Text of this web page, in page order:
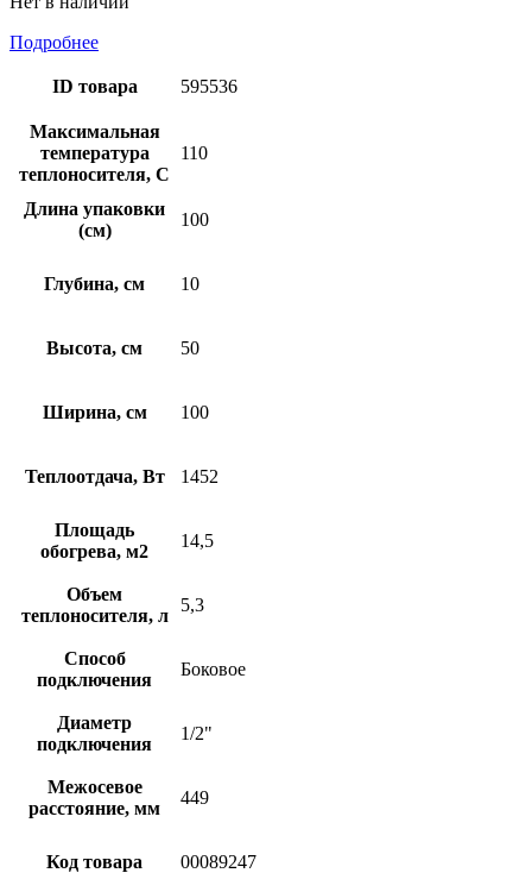
Подробнее
ID товара 595536
Максимальная
температура
теплоносителя, С
110
Длина упаковки
(см)
100
Глубина, см 10
Высота, см 50
Ширина, см 100
Теплоотдача, Вт 1452
Площадь
обогрева, м2
14,5
Объем
теплоносителя, л
5,3
Способ
подключения
Боковое
Диаметр
подключения
1/2"
Межосевое
расстояние, мм
449
Код товара 00089247